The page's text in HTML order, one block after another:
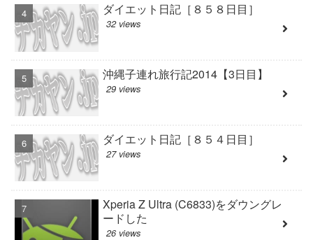
ダイエット日記［８５８日目］
32 views
沖縄子連れ旅行記2014【3日目】
29 views
ダイエット日記［８５４日目］
27 views
Xperia Z Ultra (C6833)をダウングレ
ードした
26 views